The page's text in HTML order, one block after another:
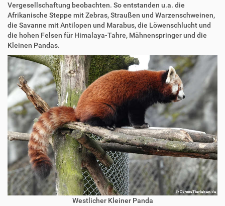
Vergesellschaftung beobachten. So entstanden u.a. die
Afrikanische Steppe mit Zebras, Straußen und Warzenschweinen,
die Savanne mit Antilopen und Marabus, die Löwenschlucht und
die hohen Felsen für Himalaya-Tahre, Mähnenspringer und die
Kleinen Pandas.
Westlicher Kleiner Panda